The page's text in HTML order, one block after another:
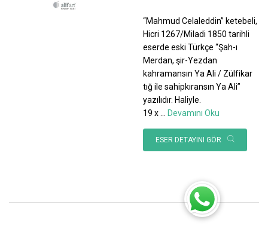
“Mahmud Celaleddin” ketebeli,
Hicri 1267/Miladi 1850 tarihli
eserde eski Türkçe “Şah-ı
Merdan, şir-Yezdan
kahramansın Ya Ali / Zülfikar
tığ ile sahipkıransın Ya Ali”
yazılıdır. Haliyle.
19 x
Devamını Oku
ESER DETAYINI GÖR